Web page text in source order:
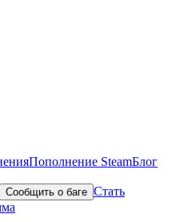
Пополнение SteamБлог
Сообщить о баге Стать